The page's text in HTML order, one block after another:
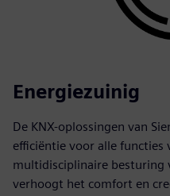
Energiezuinig
De KNX-oplossingen van
efficiëntie voor alle
multidisciplinaire besturing
verhoogt het comfort en